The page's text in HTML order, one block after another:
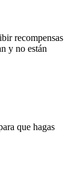
recompensas
y no están
que hagas